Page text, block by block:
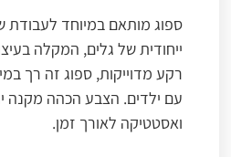
ספוג מותאם במיוחד לעבודת
ייחודית של גלים, המקלה
רקע מדוייקות, ספוג זה רך
עם ילדים. הצבע הכהה מקנה
ואסטטיקה לאורך זמן.